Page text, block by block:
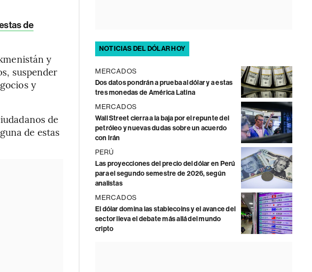
de
y
suspender
y
de
de estas
NOTICIAS DEL DÓLAR HOY
MERCADOS
Dos datos pondrán a prueba al dólar y a estas
tres monedas de América Latina
MERCADOS
Wall Street cierra a la baja por el repunte del
petróleo y nuevas dudas sobre un acuerdo
con Irán
PERÚ
Las proyecciones del precio del dólar en Perú
para el segundo semestre de 2026, según
analistas
MERCADOS
El dólar domina las stablecoins y el avance del
sector lleva el debate más allá del mundo
cripto